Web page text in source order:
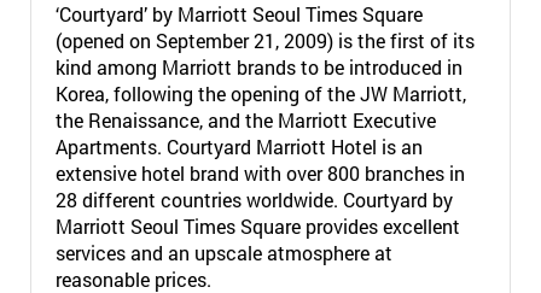
‘Courtyard’ by Marriott Seoul Times Square
(opened on September 21, 2009) is the first of its
kind among Marriott brands to be introduced in
Korea, following the opening of the JW Marriott,
the Renaissance, and the Marriott Executive
Apartments. Courtyard Marriott Hotel is an
extensive hotel brand with over 800 branches in
28 different countries worldwide. Courtyard by
Marriott Seoul Times Square provides excellent
services and an upscale atmosphere at
reasonable prices.